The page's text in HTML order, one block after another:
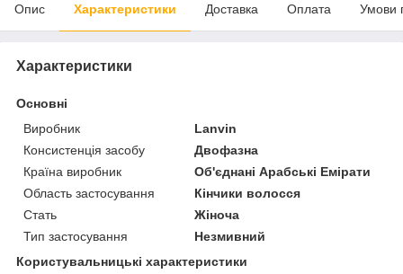
Опис Характеристики Доставка Оплата Умови
Характеристики
Основні
Виробник
Lanvin
Консистенція засобу
Двофазна
Країна виробник
Об'єднані Арабські Емірати
Область застосування
Кінчики волосся
Стать
Жіноча
Тип застосування
Незмивний
Користувальницькі характеристики